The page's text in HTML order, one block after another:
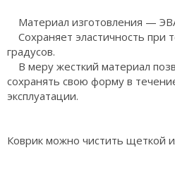
Материал изготовления —
Сохраняет эластичность при
градусов.
В меру жесткий материал
сохранять свою форму в
эксплуатации.
Коврик можно чистить щеткой